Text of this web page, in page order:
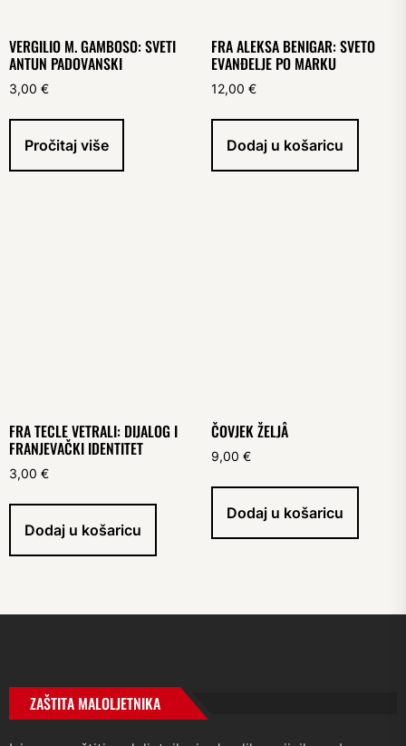
VERGILIO M. GAMBOSO: SVETI
ANTUN PADOVANSKI
3,00 €
Pročitaj više
FRA ALEKSA BENIGAR: SVETO
EVANĐELJE PO MARKU
12,00 €
Dodaj u košaricu
FRA TECLE VETRALI: DIJALOG I
FRANJEVAČKI IDENTITET
3,00 €
Dodaj u košaricu
ČOVJEK ŽELJÂ
9,00 €
Dodaj u košaricu
ZAŠTITA MALOLJETNIKA